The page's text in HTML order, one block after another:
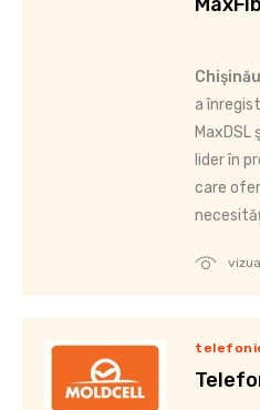
a
lider în
care